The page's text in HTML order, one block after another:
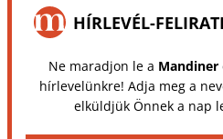
HÍRLEVÉL-
Ne maradjon le a Mandiner
hírlevelünkre! Adja meg a
elküldjük Önnek a nap